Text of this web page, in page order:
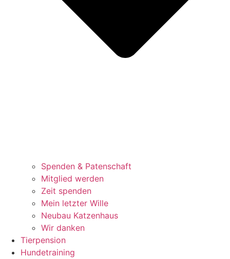
Spenden & Patenschaft
Mitglied werden
Zeit spenden
Mein letzter Wille
Neubau Katzenhaus
Wir danken
Tierpension
Hundetraining